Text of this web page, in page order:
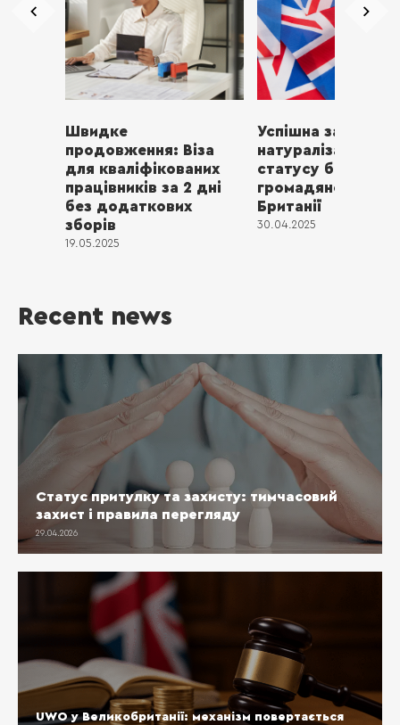
Швидке
продовження: Віза
для кваліфікованих
працівників за 2 дні
без додаткових
зборів
19.05.2025
Успішна заявка на
натуралізацію:
статусу біженця
громадянства
Британії
30.04.2025
Recent news
Статус притулку та захисту: тимчасовий
захист і правила перегляду
29.04.2026
UWO у Великобританії: механізм повертається